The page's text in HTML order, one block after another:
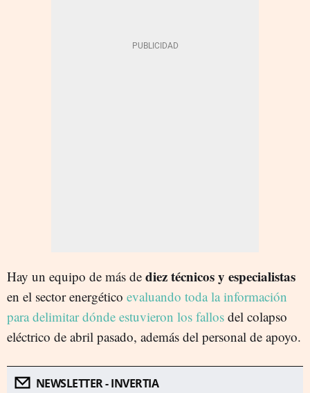
Hay un equipo de más de diez técnicos y especialistas
en el sector energético evaluando toda la información
para delimitar dónde estuvieron los fallos del colapso
eléctrico de abril pasado, además del personal de apoyo.
NEWSLETTER - INVERTIA